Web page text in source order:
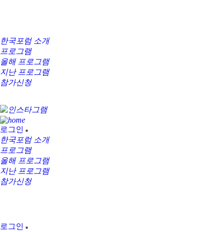
한국포럼 소개
프로그램
올해 프로그램
지난 프로그램
참가신청
로그인
한국포럼 소개
프로그램
올해 프로그램
지난 프로그램
참가신청
로그인